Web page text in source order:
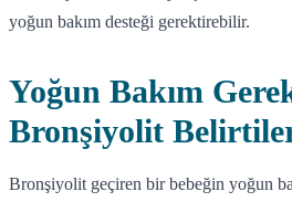
yoğun bakım desteği gerektirebilir.
Yoğun Bakım
Bronşiyolit
Bronşiyolit geçiren bir bebeğin yoğun